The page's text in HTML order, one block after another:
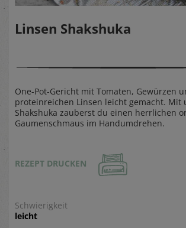
Linsen Shakshuka
One-Pot-Gericht mit Tomaten, Gewürzen
proteinreichen Linsen leicht gemacht. Mit
Shakshuka zauberst du einen herrlichen
Gaumenschmaus im Handumdrehen.
REZEPT DRUCKEN
Schwierigkeit
leicht